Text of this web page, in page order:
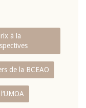
à la
de la BCEAO